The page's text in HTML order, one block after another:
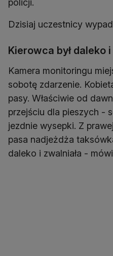
policji.
Dzisiaj uczestnicy
Kierowca był daleko i
Kamera monitoringu
sobotę zdarzenie.
pasy. Właściwie od
przejściu dla pieszych -
jezdnie wysepki. Z
pasa nadjeżdża
daleko i zwalniała - mówi